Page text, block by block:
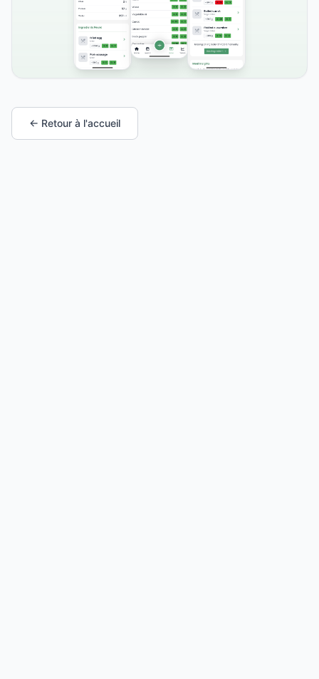
← Retour à l'accueil